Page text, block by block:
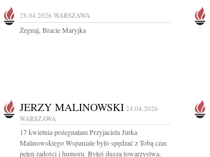
28.04.2026 WARSZAWA
Żegnaj, Bracie Maryjka
JERZY MALINOWSKI 24.04.2026
WARSZAWA
17 kwietnia pożegnałam Przyjaciela Jurka
Malinowskiego Wspaniale było spędzać z Tobą czas
pełen radości i humoru. Byłeś duszą towarzystwa.